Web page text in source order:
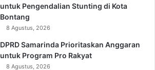
untuk Pengendalian Stunting di Kota
Bontang
8 Agustus, 2026
DPRD Samarinda Prioritaskan Anggaran
untuk Program Pro Rakyat
8 Agustus, 2026